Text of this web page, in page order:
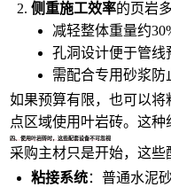
侧重施工效率的页岩
减轻整体重量约
孔洞设计便于管线
需配合专用砂浆防
如果预算有限，也可以将
点区域使用叶岩砖。这种
四、使用叶岩砖时，这些配套设备不可忽视
采购主材只是开始，这些
粘接系统：普通水泥